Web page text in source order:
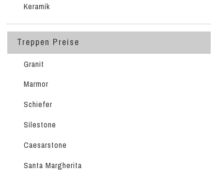
Keramik
Treppen Preise
Granit
Marmor
Schiefer
Silestone
Caesarstone
Santa Margherita